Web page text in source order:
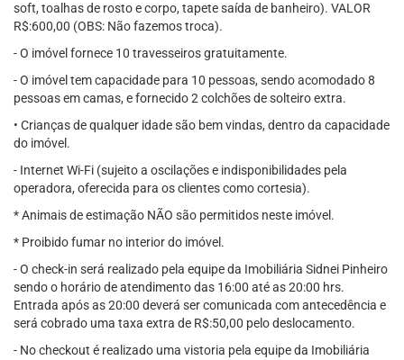
soft, toalhas de rosto e corpo, tapete saída de banheiro). VALOR
R$:600,00 (OBS: Não fazemos troca).
- O imóvel fornece 10 travesseiros gratuitamente.
- O imóvel tem capacidade para 10 pessoas, sendo acomodado 8
pessoas em camas, e fornecido 2 colchões de solteiro extra.
• Crianças de qualquer idade são bem vindas, dentro da capacidade
do imóvel.
- Internet Wi-Fi (sujeito a oscilações e indisponibilidades pela
operadora, oferecida para os clientes como cortesia).
* Animais de estimação NÃO são permitidos neste imóvel.
* Proibido fumar no interior do imóvel.
- O check-in será realizado pela equipe da Imobiliária Sidnei Pinheiro
sendo o horário de atendimento das 16:00 até as 20:00 hrs.
Entrada após as 20:00 deverá ser comunicada com antecedência e
será cobrado uma taxa extra de R$:50,00 pelo deslocamento.
- No checkout é realizado uma vistoria pela equipe da Imobiliária